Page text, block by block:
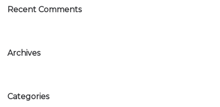
Recent Comments
Archives
Categories